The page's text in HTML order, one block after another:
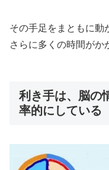
その手足をまともに動
さらに多くの時間がか
利き手は、脳の
率的にしている